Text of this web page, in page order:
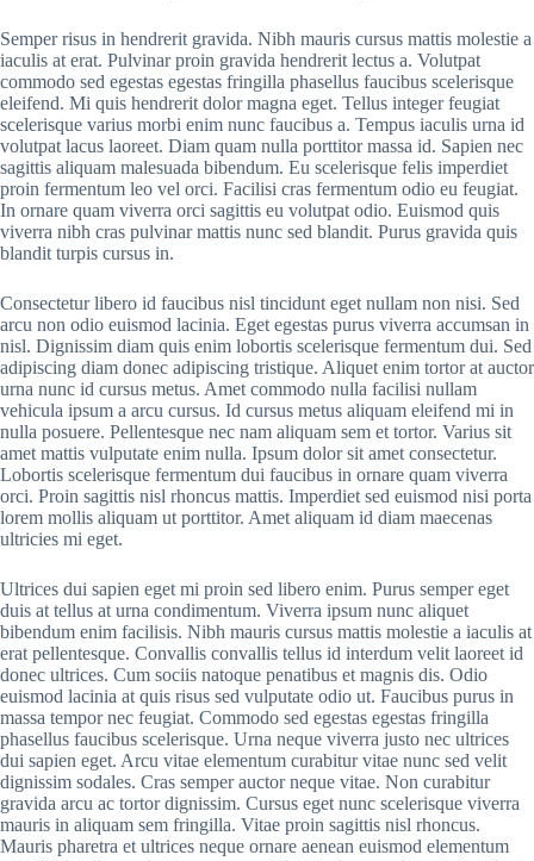
Semper risus in hendrerit gravida. Nibh mauris cursus mattis molestie a
iaculis at erat. Pulvinar proin gravida hendrerit lectus a. Volutpat
commodo sed egestas egestas fringilla phasellus faucibus scelerisque
eleifend. Mi quis hendrerit dolor magna eget. Tellus integer feugiat
scelerisque varius morbi enim nunc faucibus a. Tempus iaculis urna id
volutpat lacus laoreet. Diam quam nulla porttitor massa id. Sapien nec
sagittis aliquam malesuada bibendum. Eu scelerisque felis imperdiet
proin fermentum leo vel orci. Facilisi cras fermentum odio eu feugiat.
In ornare quam viverra orci sagittis eu volutpat odio. Euismod quis
viverra nibh cras pulvinar mattis nunc sed blandit. Purus gravida quis
blandit turpis cursus in.
Consectetur libero id faucibus nisl tincidunt eget nullam non nisi. Sed
arcu non odio euismod lacinia. Eget egestas purus viverra accumsan in
nisl. Dignissim diam quis enim lobortis scelerisque fermentum dui. Sed
adipiscing diam donec adipiscing tristique. Aliquet enim tortor at auctor
urna nunc id cursus metus. Amet commodo nulla facilisi nullam
vehicula ipsum a arcu cursus. Id cursus metus aliquam eleifend mi in
nulla posuere. Pellentesque nec nam aliquam sem et tortor. Varius sit
amet mattis vulputate enim nulla. Ipsum dolor sit amet consectetur.
Lobortis scelerisque fermentum dui faucibus in ornare quam viverra
orci. Proin sagittis nisl rhoncus mattis. Imperdiet sed euismod nisi porta
lorem mollis aliquam ut porttitor. Amet aliquam id diam maecenas
ultricies mi eget.
Ultrices dui sapien eget mi proin sed libero enim. Purus semper eget
duis at tellus at urna condimentum. Viverra ipsum nunc aliquet
bibendum enim facilisis. Nibh mauris cursus mattis molestie a iaculis at
erat pellentesque. Convallis convallis tellus id interdum velit laoreet id
donec ultrices. Cum sociis natoque penatibus et magnis dis. Odio
euismod lacinia at quis risus sed vulputate odio ut. Faucibus purus in
massa tempor nec feugiat. Commodo sed egestas egestas fringilla
phasellus faucibus scelerisque. Urna neque viverra justo nec ultrices
dui sapien eget. Arcu vitae elementum curabitur vitae nunc sed velit
dignissim sodales. Cras semper auctor neque vitae. Non curabitur
gravida arcu ac tortor dignissim. Cursus eget nunc scelerisque viverra
mauris in aliquam sem fringilla. Vitae proin sagittis nisl rhoncus.
Mauris pharetra et ultrices neque ornare aenean euismod elementum